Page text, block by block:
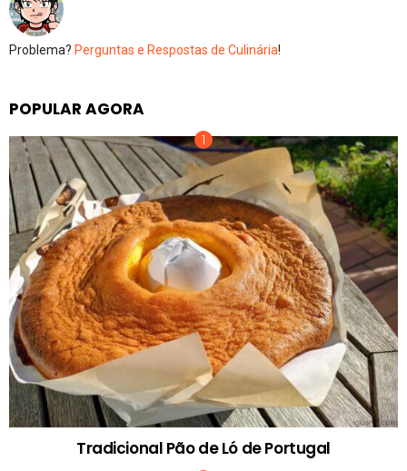
Problema? Perguntas e Respostas de Culinária!
POPULAR AGORA
Tradicional Pão de Ló de Portugal